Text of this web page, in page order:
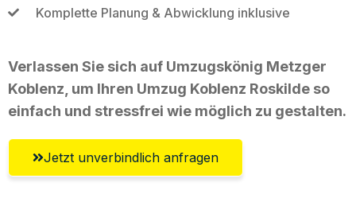
Komplette Planung & Abwicklung inklusive
Verlassen Sie sich auf Umzugskönig Metzger
Koblenz, um Ihren Umzug Koblenz Roskilde so
einfach und stressfrei wie möglich zu gestalten.
Jetzt unverbindlich anfragen